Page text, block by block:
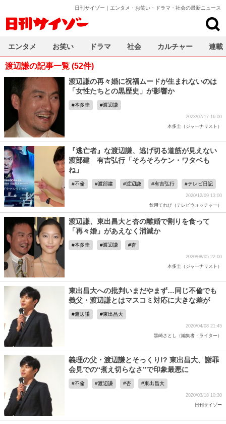
日刊サイゾー｜エンタメ・お笑い・ドラマ・社会の最新ニュース
渡辺謙の記事一覧 (52件)
渡辺謙の再々婚に祝福ムードが生まれないのは
「女性たちとの黒歴史」が影響か
本多圭 渡辺謙
2023/07/17 16:00
本多圭（ジャーナリスト）
『逃亡者』な渡辺謙、逃げ切る道筋が見えない
渡部建 有吉弘行「そろそろケン・ワタベも
ね」
不倫 渡部建 渡辺謙 有吉弘行 テレビ日記
2020/12/09 13:00
飲用てれび（テレビウォッチャー）
渡辺謙、東出昌大と杏の離婚で割りを食って
「再々婚」があえなく消滅か
本多圭 渡辺謙 杏
2020/08/05 22:00
本多圭（ジャーナリスト）
東出昌大への批判いまだやまず…同じ不倫でも
義父・渡辺謙とはマスコミ対応に大きな差が
渡辺謙 東出昌大
2020/04/08 21:45
黒崎さとし（編集者・ライター）
義理の父・渡辺謙とそっくり!? 東出昌大、謝罪
会見での“煮え切らなさ”で印象最悪に
不倫 渡辺謙 杏 東出昌大
2020/03/18 10:30
日刊サイゾー
エンタメ お笑い ドラマ 社会 カルチャー 連載